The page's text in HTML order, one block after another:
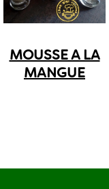
MOUSSE A LA
MANGUE